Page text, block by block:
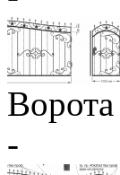
Ворота
-